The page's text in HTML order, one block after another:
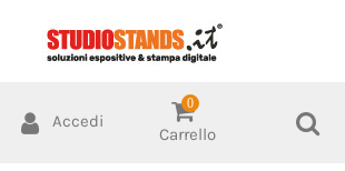
Accedi
0
Carrello